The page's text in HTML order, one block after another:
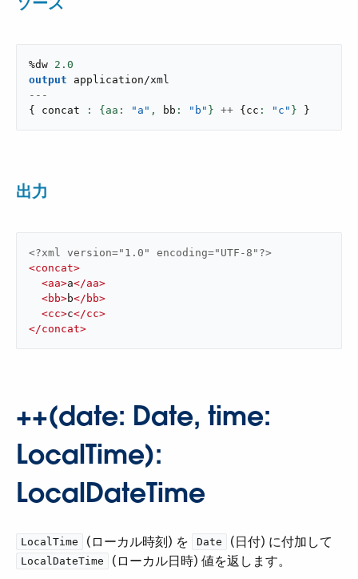
%dw 2.0
output
application/xml
---
{
concat : {aa: "a" , bb : "b" } ++ { cc : "c" } }
出力
<?xml version="1.0" encoding="UTF-8"?>
<concat>
<aa>a</aa>
<bb>b</ bb>
<cc>c</cc>
</concat>
++(date: Date, time:
LocalTime):
LocalDateTime
LocalTime ​ (ローカル時刻) を ​ Date ​ (日付) に付加して ​
LocalDateTime ​ (ローカル日時) 値を返します。